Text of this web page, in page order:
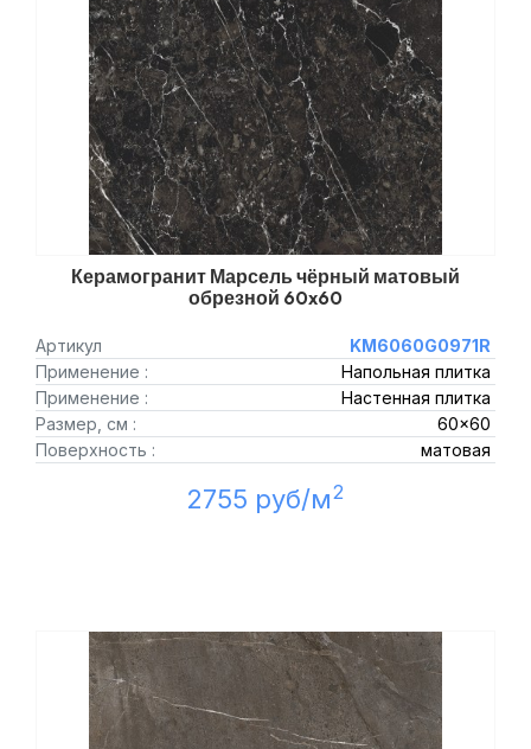
Керамогранит Марсель чёрный матовый
обрезной 60x60
Артикул
KM6060G0971R
Применение :
Напольная плитка
Применение :
Настенная плитка
Размер, см :
60x60
Поверхность :
матовая
2755 руб/м2